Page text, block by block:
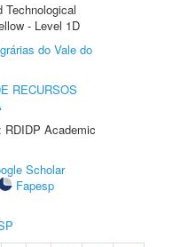
Technological
- Level 1D
do Vale do
RECURSOS
Academic
Scholar
Fapesp